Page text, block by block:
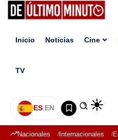
Inicio Noticias Cine
TV
ES|EN
Nacionales Internacionales